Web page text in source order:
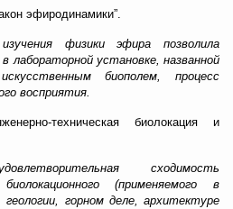
эфиродинамики”.
физики эфира позволила
лабораторной установке, названной
биополем, процесс
восприятия.
техническая биолокация и
сходимость
(применяемого в
горном деле, архитектуре